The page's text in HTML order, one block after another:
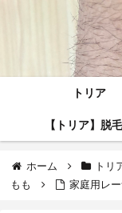
トリア
【トリア】脱
ホーム トリ
もも
家庭用レ